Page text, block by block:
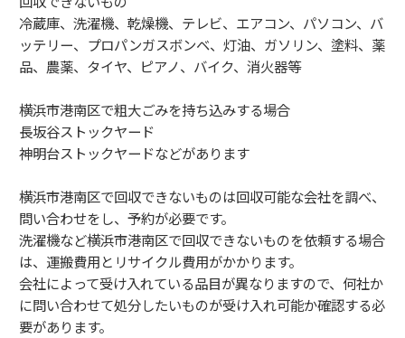
冷蔵庫、洗濯機、乾燥機、テレビ、エアコン、パソコン、バ
ッテリー、プロパンガスボンベ、灯油、ガソリン、塗料、薬
品、農薬、タイヤ、ピアノ、バイク、消火器等
横浜市港南区で粗大ごみを持ち込みする場合
長坂谷ストックヤード
神明台ストックヤードなどがあります
横浜市港南区で回収できないものは回収可能な会社を調べ、
問い合わせをし、予約が必要です。
洗濯機など横浜市港南区で回収できないものを依頼する場合
は、運搬費用とリサイクル費用がかかります。
会社によって受け入れている品目が異なりますので、何社か
に問い合わせて処分したいものが受け入れ可能か確認する必
要があります。